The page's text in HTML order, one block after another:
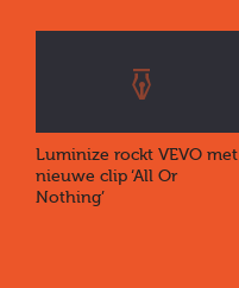
Luminize rockt VEVO met
nieuwe clip ‘All Or
Nothing’